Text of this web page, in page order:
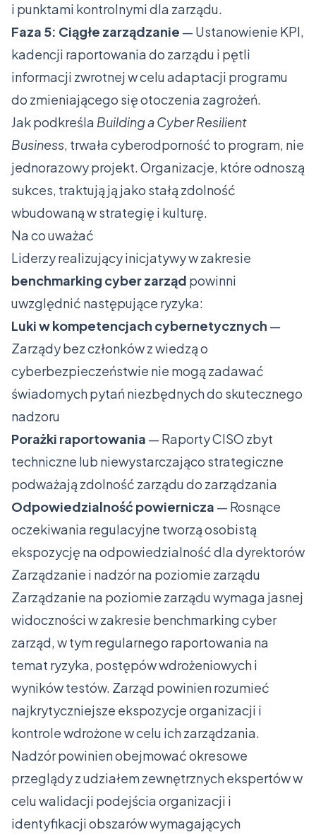
i punktami kontrolnymi dla zarządu.
Faza 5: Ciągłe zarządzanie — Ustanowienie KPI,
kadencji raportowania do zarządu i pętli
informacji zwrotnej w celu adaptacji programu
do zmieniającego się otoczenia zagrożeń.
Jak podkreśla Building a Cyber Resilient
Business, trwała cyberodporność to program, nie
jednorazowy projekt. Organizacje, które odnoszą
sukces, traktują ją jako stałą zdolność
wbudowaną w strategię i kulturę.
Na co uważać
Liderzy realizujący inicjatywy w zakresie
benchmarking cyber zarząd powinni
uwzględnić następujące ryzyka:
Luki w kompetencjach cybernetycznych —
Zarządy bez członków z wiedzą o
cyberbezpieczeństwie nie mogą zadawać
świadomych pytań niezbędnych do skutecznego
nadzoru
Porażki raportowania — Raporty CISO zbyt
techniczne lub niewystarczająco strategiczne
podważają zdolność zarządu do zarządzania
Odpowiedzialność powiernicza — Rosnące
oczekiwania regulacyjne tworzą osobistą
ekspozycję na odpowiedzialność dla dyrektorów
Zarządzanie i nadzór na poziomie zarządu
Zarządzanie na poziomie zarządu wymaga jasnej
widoczności w zakresie benchmarking cyber
zarząd, w tym regularnego raportowania na
temat ryzyka, postępów wdrożeniowych i
wyników testów. Zarząd powinien rozumieć
najkrytyczniejsze ekspozycje organizacji i
kontrole wdrożone w celu ich zarządzania.
Nadzór powinien obejmować okresowe
przeglądy z udziałem zewnętrznych ekspertów w
celu walidacji podejścia organizacji i
identyfikacji obszarów wymagających